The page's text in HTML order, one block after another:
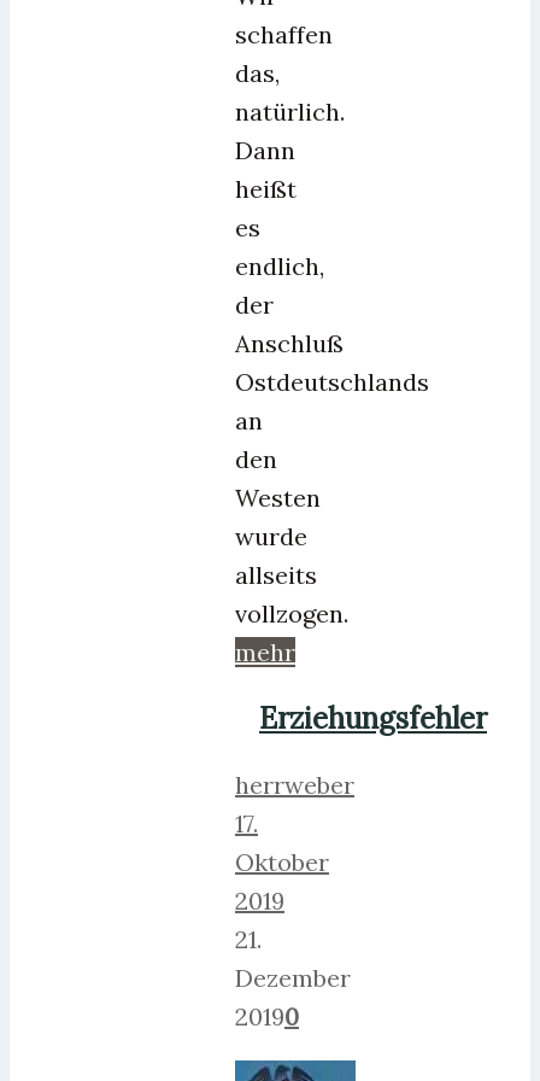
schaffen
das,
natürlich.
Dann
heißt
es
endlich,
der
Anschluß
Ostdeutschlands
an
den
Westen
wurde
allseits
vollzogen.
mehr
Erziehungsfehler
herrweber
17.
Oktober
2019
21.
Dezember
20190